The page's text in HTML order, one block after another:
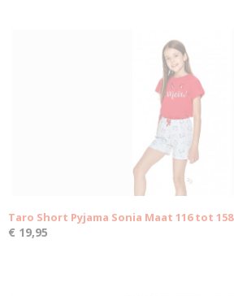
Taro Short Pyjama Sonia Maat 116 tot 158
€ 19,95